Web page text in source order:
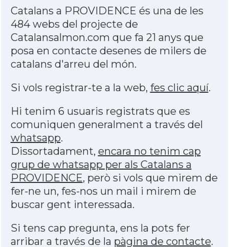
Catalans a PROVIDENCE és una de les
484 webs del projecte de
Catalansalmon.com que fa 21 anys que
posa en contacte desenes de milers de
catalans d'arreu del món.
Si vols registrar-te a la web, fes clic aquí.
Hi tenim 6 usuaris registrats que es
comuniquen generalment a través del
whatsapp.
Dissortadament, encara no tenim cap
grup de whatsapp per als Catalans a
PROVIDENCE, però si vols que mirem de
fer-ne un, fes-nos un mail i mirem de
buscar gent interessada.
Si tens cap pregunta, ens la pots fer
arribar a través de la pàgina de contacte.